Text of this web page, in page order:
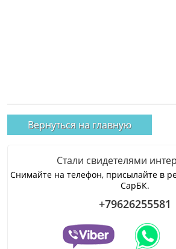
Вернуться на главную
Стали свидетелями
Снимайте на телефон, присылайте в
СарБК.
+79626255581